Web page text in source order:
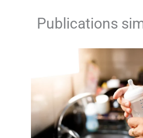
Publications